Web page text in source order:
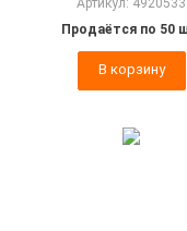
Артикул: 4920533
Продаётся по 50
В корзину